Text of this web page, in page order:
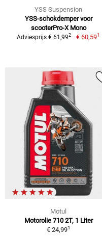
YSS Suspension
YSS-schokdemper voor
scooterPro-X Mono
Adviesprijs € 61,992 € 60,591
Motul
Motorolie 710 2T, 1 Liter
€ 24,991